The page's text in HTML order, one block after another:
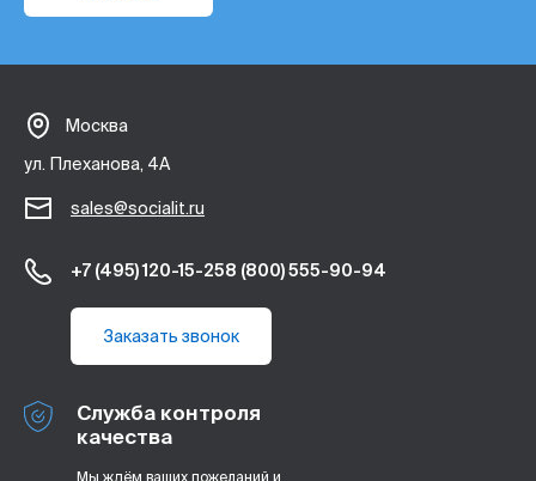
Москва
ул. Плеханова, 4А
sales@socialit.ru
+7 (495) 120-15-258 (800) 555-90-94
Заказать звонок
Служба контроля
качества
Мы ждём ваших пожеланий и